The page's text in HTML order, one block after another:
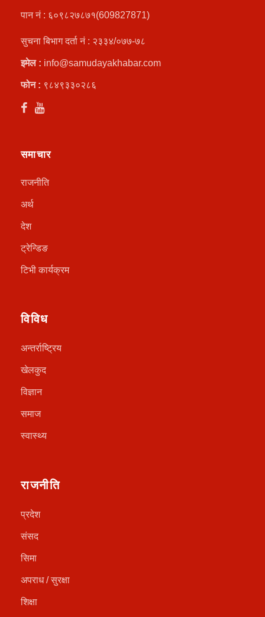
पान नं : ६०९८२७८७१(609827871)
सुचना बिभाग दर्ता नं : २३३४/०७७-७८
इमेल : info@samudayakhabar.com
फोन : ९८४९३३०२८६
समाचार
राजनीति
अर्थ
देश
ट्रेन्डिङ
टिभी कार्यक्रम
विविध
अन्तर्राष्ट्रिय
खेलकुद
विज्ञान
समाज
स्वास्थ्य
राजनीति
प्रदेश
संसद
सिमा
अपराध / सुरक्षा
शिक्षा